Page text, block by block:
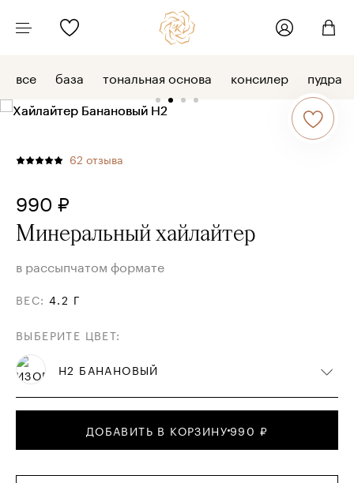
все база тональная основа консилер пудра
62 отзыва
990 ₽
Минеральный хайлайтер
в рассыпчатом формате
ВЕС:4.2 Г
ВЫБЕРИТЕ ЦВЕТ:
Н2 БАНАНОВЫЙ
ДОБАВИТЬ В КОРЗИНУ990 ₽